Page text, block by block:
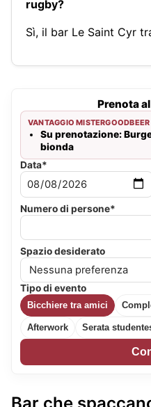
rugby?
Sì, il bar Le Saint Cyr
Prenota
VANTAGGIO MISTERGOODBEER
Su prenotazione:
bionda
Data*
Numero di persone*
Spazio desiderato
Tipo di evento
Bicchiere tra amici
Afterwork Serata
Bar che